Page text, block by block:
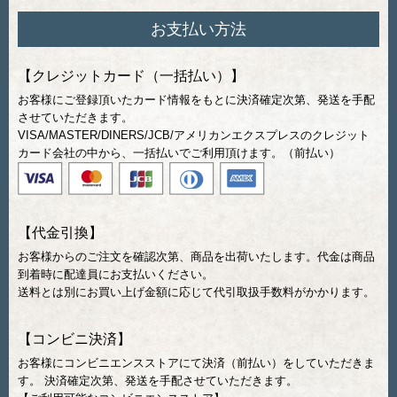
お支払い方法
【クレジットカード（一括払い）】
お客様にご登録頂いたカード情報をもとに決済確定次第、発送を手配
させていただきます。
VISA/MASTER/DINERS/JCB/アメリカンエクスプレスのクレジット
カード会社の中から、一括払いでご利用頂けます。（前払い）
【代金引換】
お客様からのご注文を確認次第、商品を出荷いたします。代金は商品
到着時に配達員にお支払いください。
送料とは別にお買い上げ金額に応じて代引取扱手数料がかかります。
【コンビニ決済】
お客様にコンビニエンスストアにて決済（前払い）をしていただきま
す。 決済確定次第、発送を手配させていただきます。